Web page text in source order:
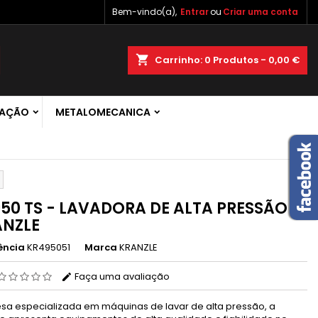
Bem-vindo(a), Entrarou Criar uma conta
shopping_cart Carrinho: 0 Produtos - 0,00 €
METALOMECANICA
TS - LAVADORA DE ALTA PRESSÃO -
KR495051 Marca KRANZLE
Faça uma avaliação
especializada em máquinas de lavar de alta pressão, a